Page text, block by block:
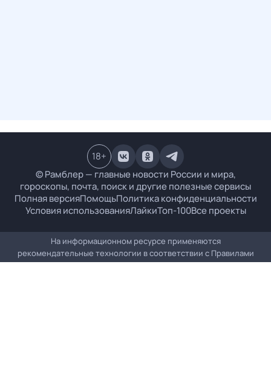
© Рамблер — главные новости России и мира,
гороскопы, почта, поиск и другие полезные сервисы
Полная версияПомощьПолитика конфиденциальности
Условия использованияЛайкиТоп-100Все проекты
18+
На информационном ресурсе применяются
рекомендательные технологии в соответствии с Правилами